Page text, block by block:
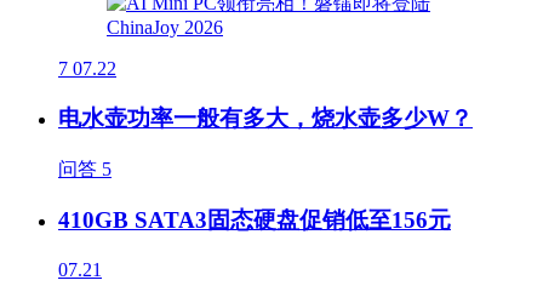
7 07.22
电水壶功率一般有多大，烧水壶多少W？
问答 5
410GB SATA3固态硬盘促销低至156元
07.21